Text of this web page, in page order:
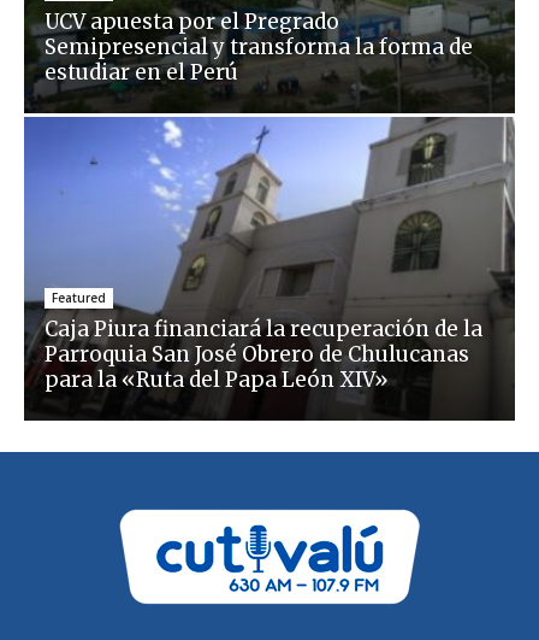
UCV apuesta por el Pregrado
Semipresencial y transforma la forma de
estudiar en el Perú
Featured
Caja Piura financiará la recuperación de la
Parroquia San José Obrero de Chulucanas
para la «Ruta del Papa León XIV»